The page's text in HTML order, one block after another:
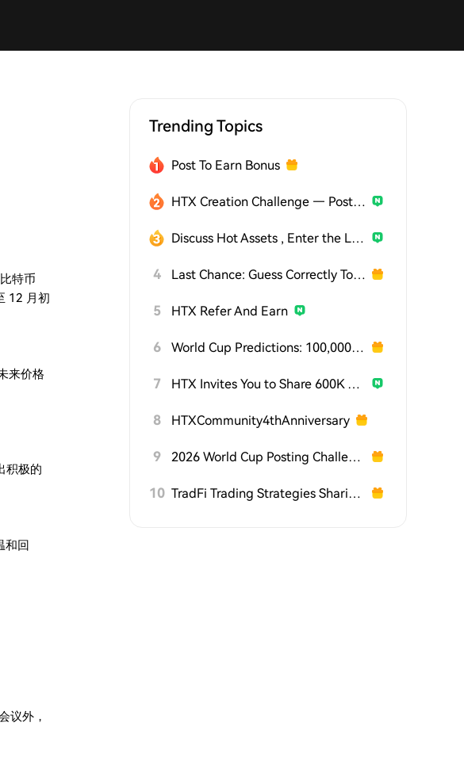
特币
12 月初
来价格
积极的
和回
议外，
Trending Topics
Post To Earn Bonus
HTX Creation Challenge — Post and Win 1,500U
Discuss Hot Assets , Enter the Lucky Draw
4 Last Chance: Guess Correctly Today and Win More
5 HTX Refer And Earn
6 World Cup Predictions: 100,000 USDT Daily
7 HTX Invites You to Share 600K USDT in Gift Packs
8 HTXCommunity4thAnniversary
9 2026 World Cup Posting Challenge on HTX Square
10 TradFi Trading Strategies Sharing Challenge